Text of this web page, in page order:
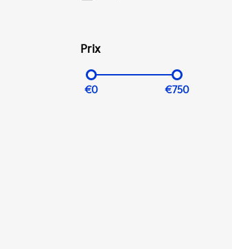
Prix
€0 €750